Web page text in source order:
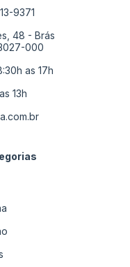
9371
48 - Brás
000
as 17h
13h